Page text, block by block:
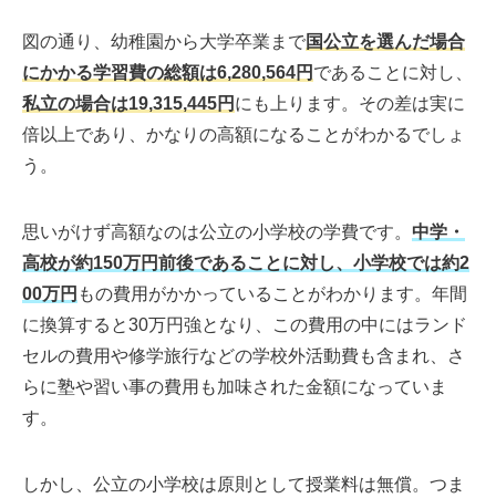
図の通り、幼稚園から大学卒業まで国公立を選んだ場合
にかかる学習費の総額は6,280,564円 であることに対し、
私立の場合は19,315,445円 にも上ります。その差は実に
倍以上であり、かなりの高額になることがわかるでしょ
う。
思いがけず高額なのは公立の小学校の学費です。 中学・
高校が約150万円前後であることに対し、小学校では約2
00万円 もの費用がかかっていることがわかります。年間
に換算すると30万円強となり、この費用の中にはランド
セルの費用や修学旅行などの学校外活動費も含まれ、さ
らに塾や習い事の費用も加味された金額になっていま
す。
しかし、公立の小学校は原則として授業料は無償。つま